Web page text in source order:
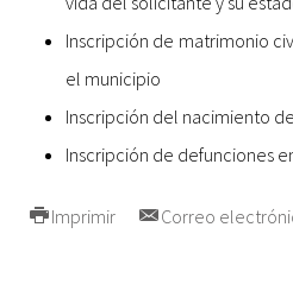
Inscripción de matrimonio
el municipio
Inscripción del nacimiento
Inscripción de defunciones
Imprimir Correo